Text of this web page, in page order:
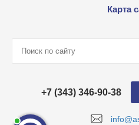
Карта
+7 (343) 346-90-38